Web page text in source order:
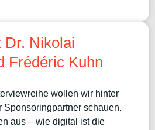
Dr. Nikolai
Frédéric Kuhn
wollen wir hinter
Sponsoringpartner schauen.
aus – wie digital ist die